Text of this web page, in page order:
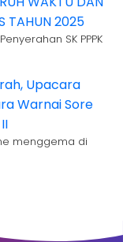
TAHUN 2025
SK PPPK
Upacara
Warnai Sore
menggema di